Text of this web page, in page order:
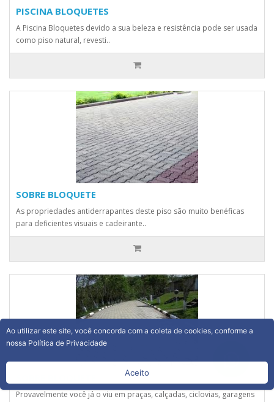
PISCINA BLOQUETES
A Piscina Bloquetes devido a sua beleza e resistência pode ser usada
como piso natural, revesti..
SOBRE BLOQUETE
As propriedades antiderrapantes deste piso são muito benéficas
para deficientes visuais e cadeirante..
Provavelmente você já o viu em praças, calçadas, ciclovias, garagens
Ao utilizar este site, você concorda com a coleta de cookies, conforme a
nossa Política de Privacidade
Aceito